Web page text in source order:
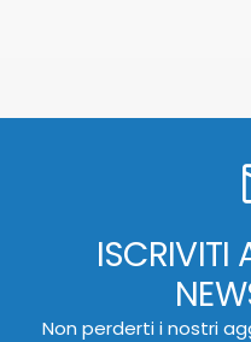
ISCRIVITI
Non perderti i nostri